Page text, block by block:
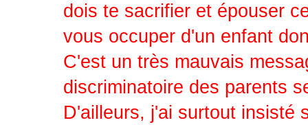
dois te sacrifier et épouser
vous occuper d'un enfant
C'est un très mauvais
discriminatoire des parents
D'ailleurs, j'ai surtout insisté